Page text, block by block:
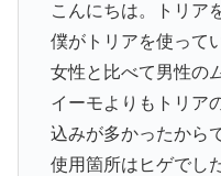
こんにちは。トリア
僕がトリアを使って
女性と比べて男性の
イーモよりもトリア
込みが多かったから
使用箇所はヒゲでし